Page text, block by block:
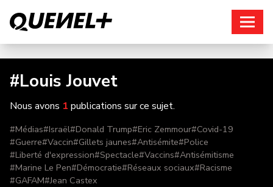
#Louis Jouvet
Nous avons 1 publications sur ce sujet.
#Médias#Israël#Donald Trump#Eric Zemmour#Covid-19
#Guerre#Vaccin#Gillets jaunes#Antisémite#Police
#Liberté d'expression#Spectacle#Vaccins#Antisémitisme
#Marine Le Pen#Démocratie#Réseaux sociaux#Racisme
#GAFAM#Jean Castex